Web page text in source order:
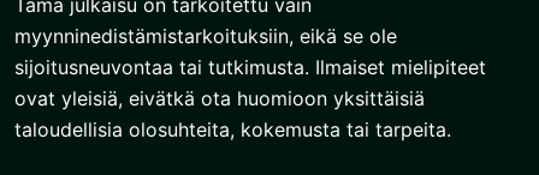
Tämä julkaisu on tarkoitettu vain
myynninedistämistarkoituksiin, eikä se ole
sijoitusneuvontaa tai tutkimusta. Ilmaiset mielipiteet
ovat yleisiä, eivätkä ota huomioon yksittäisiä
taloudellisia olosuhteita, kokemusta tai tarpeita.